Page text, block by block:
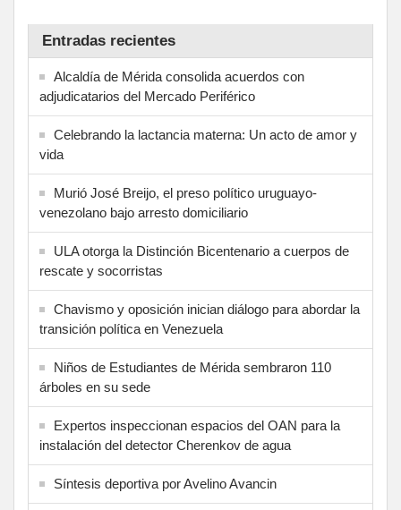
Entradas recientes
Alcaldía de Mérida consolida acuerdos con
adjudicatarios del Mercado Periférico
Celebrando la lactancia materna: Un acto de amor y
vida
Murió José Breijo, el preso político uruguayo-
venezolano bajo arresto domiciliario
ULA otorga la Distinción Bicentenario a cuerpos de
rescate y socorristas
Chavismo y oposición inician diálogo para abordar la
transición política en Venezuela
Niños de Estudiantes de Mérida sembraron 110
árboles en su sede
Expertos inspeccionan espacios del OAN para la
instalación del detector Cherenkov de agua
Síntesis deportiva por Avelino Avancin